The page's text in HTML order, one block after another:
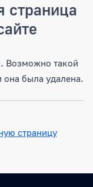
страница
Возможно такой
она была удалена.
страницу